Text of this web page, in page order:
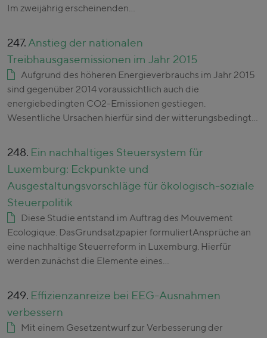
Im zweijährig erscheinenden…
247. Anstieg der nationalen
Treibhausgasemissionen im Jahr 2015
Aufgrund des höheren Energieverbrauchs im Jahr 2015
sind gegenüber 2014 voraussichtlich auch die
energiebedingten CO2-Emissionen gestiegen.
Wesentliche Ursachen hierfür sind der witterungsbedingt…
248. Ein nachhaltiges Steuersystem für
Luxemburg: Eckpunkte und
Ausgestaltungsvorschläge für ökologisch-soziale
Steuerpolitik
Diese Studie entstand im Auftrag des Mouvement
Ecologique. DasGrundsatzpapier formuliertAnsprüche an
eine nachhaltige Steuerreform in Luxemburg. Hierfür
werden zunächst die Elemente eines…
249. Effizienzanreize bei EEG-Ausnahmen
verbessern
Mit einem Gesetzentwurf zur Verbesserung der